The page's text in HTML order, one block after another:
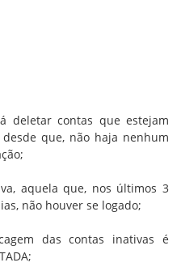
deletar contas que estejam
que, não haja nenhum
aquela que, nos últimos 3
não houver se logado;
das contas inativas é